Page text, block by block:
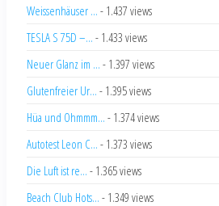
Weissenhäuser ... - 1.437 views
TESLA S 75D –... - 1.433 views
Neuer Glanz im ... - 1.397 views
Glutenfreier Ur... - 1.395 views
Hüa und Ohmmm... - 1.374 views
Autotest Leon C... - 1.373 views
Die Luft ist re... - 1.365 views
Beach Club Hots... - 1.349 views